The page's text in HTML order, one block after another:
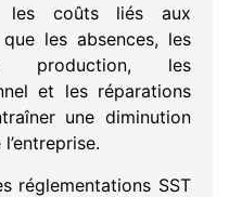
les coûts liés aux
les absences, les
production, les
et les réparations
une diminution
réglementations SST